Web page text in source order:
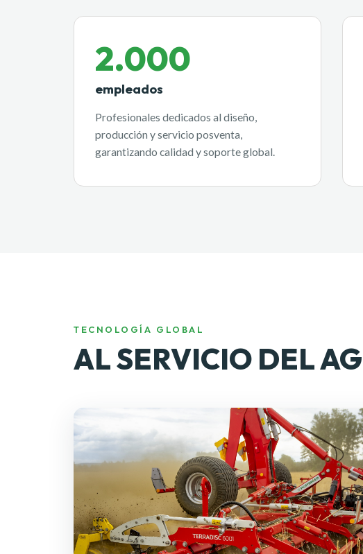
2.000
empleados
Profesionales dedicados al diseño,
producción y servicio posventa,
garantizando calidad y soporte global.
TECNOLOGÍA GLOBAL
AL SERVICIO DEL